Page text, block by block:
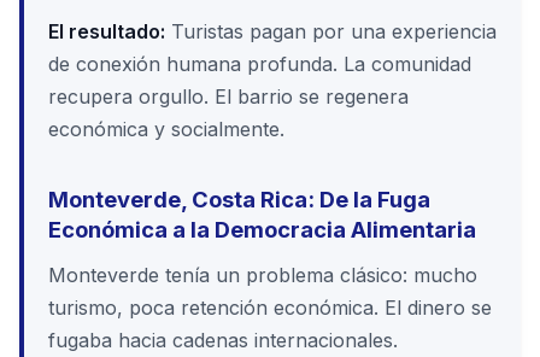
El resultado: Turistas pagan por una experiencia
de conexión humana profunda. La comunidad
recupera orgullo. El barrio se regenera
económica y socialmente.
Monteverde, Costa Rica: De la Fuga
Económica a la Democracia Alimentaria
Monteverde tenía un problema clásico: mucho
turismo, poca retención económica. El dinero se
fugaba hacia cadenas internacionales.